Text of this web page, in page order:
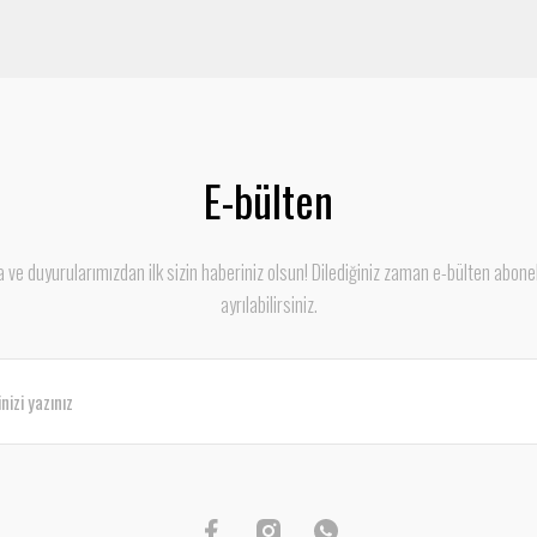
E-bülten
ve duyurularımızdan ilk sizin haberiniz olsun! Dilediğiniz zaman e-bülten
ayrılabilirsiniz.